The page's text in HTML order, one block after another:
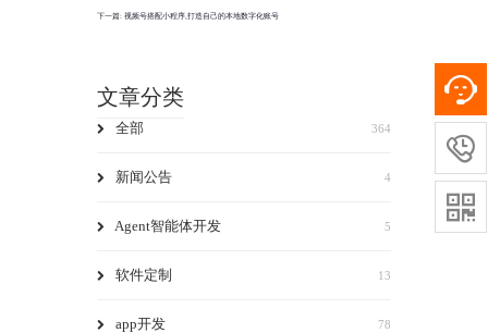
下一篇: 视频号搭配小程序,打造自己的本地数字化账号
文章分类
全部 364
新闻公告 4
Agent智能体开发 5
软件定制 13
app开发 78

